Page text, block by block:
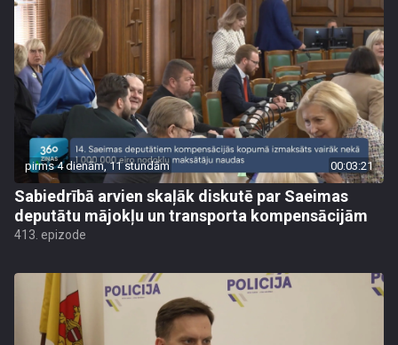
pirms 4 dienām, 11 stundām 00:03:21
Sabiedrībā arvien skaļāk diskutē par Saeimas
deputātu mājokļu un transporta kompensācijām
413. epizode